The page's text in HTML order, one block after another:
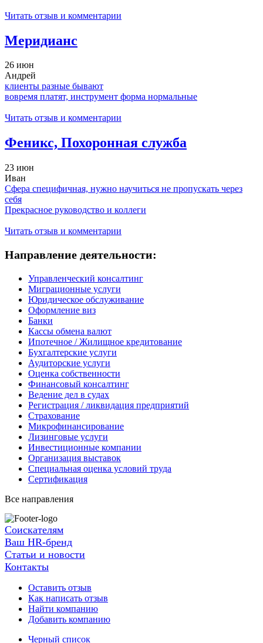
Читать отзыв и комментарии
Меридианс
26 июн
Андрей
клиенты разные бывают
вовремя платят, инструмент форма нормальные
Читать отзыв и комментарии
Феникс, Похоронная служба
23 июн
Иван
Сфера специфичная, нужно научиться не пропускать через
себя
Прекрасное руководство и коллеги
Читать отзыв и комментарии
Направление деятельности:
Управленческий консалтинг
Миграционные услуги
Юридическое обслуживание
Оформление виз
Банки
Кассы обмена валют
Ипотечное / Жилищное кредитование
Бухгалтерские услуги
Аудиторские услуги
Оценка собственности
Финансовый консалтинг
Ведение дел в судах
Регистрация / ликвидация предприятий
Страхование
Микрофинансирование
Лизинговые услуги
Инвестиционные компании
Организация выставок
Специальная оценка условий труда
Сертификация
Все направления
Соискателям
Ваш HR-бренд
Статьи и новости
Контакты
Оставить отзыв
Как написать отзыв
Найти компанию
Добавить компанию
Черный список